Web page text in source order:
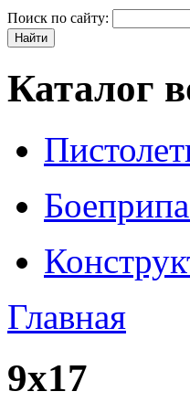
Поиск по сайту:
Каталог
Главная
9x17